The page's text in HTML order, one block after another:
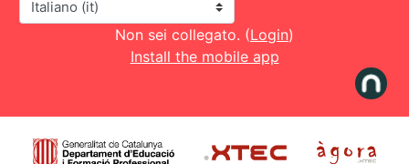
Lingua
Non sei collegato. (Login)
Install the mobile app